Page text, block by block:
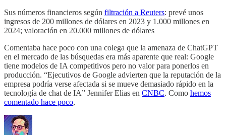
Sus números financieros según filtración a Reuters: prevé unos
ingresos de 200 millones de dólares en 2023 y 1.000 millones en
2024; valoración en 20.000 millones de dólares
Comentaba hace poco con una colega que la amenaza de ChatGPT
en el mercado de las búsquedas era más aparente que real: Google
tiene modelos de IA competitivos pero no valor para ponerlos en
producción. “Ejecutivos de Google advierten que la reputación de la
empresa podría verse afectada si se mueve demasiado rápido en la
tecnología de chat de IA” Jennifer Elias en CNBC. Como hemos
comentado hace poco,